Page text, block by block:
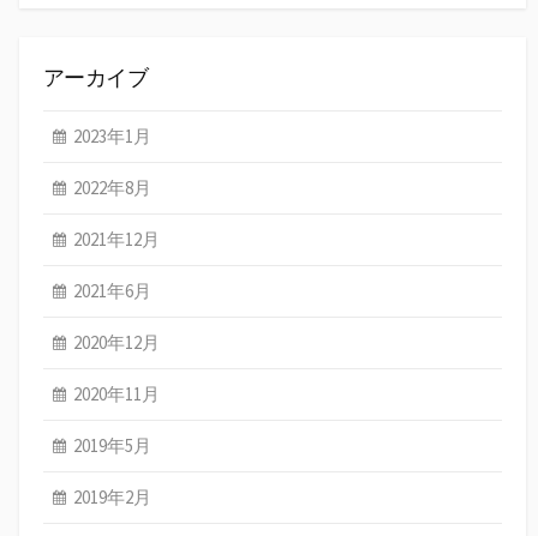
アーカイブ
2023年1月
2022年8月
2021年12月
2021年6月
2020年12月
2020年11月
2019年5月
2019年2月